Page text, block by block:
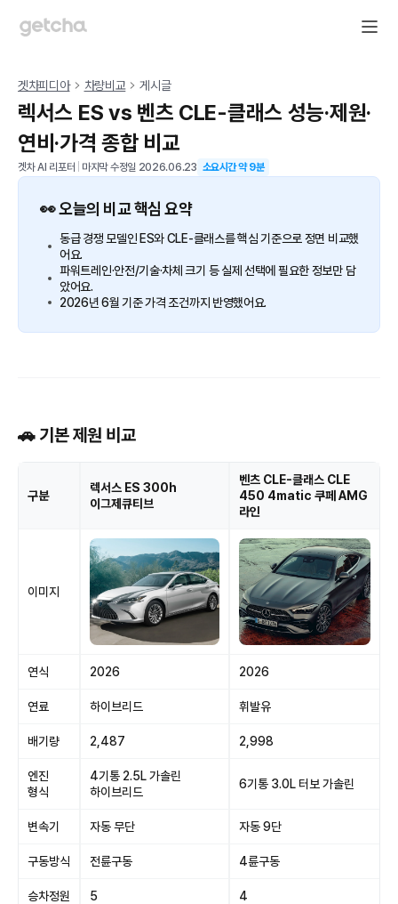
겟차피디아 차량비교 게시글
렉서스 ES vs 벤츠 CLE-클래스 성능·제원·
연비·가격 종합 비교
겟차 AI 리포터 마지막 수정일 2026.06.23 소요시간 약9분
👀 오늘의 비교 핵심 요약
동급 경쟁 모델인 ES와 CLE-클래스를 핵심 기준으로 정면 비교했
어요.
파워트레인·안전/기술·차체 크기 등 실제 선택에 필요한 정보만 담
았어요.
2026년 6월 기준 가격 조건까지 반영했어요.
🚗 기본 제원 비교
구분
렉서스 ES 300h
이그제큐티브
벤츠 CLE-클래스 CLE
450 4matic 쿠페 AMG
라인
이미지
연식 2026 2026
연료 하이브리드 휘발유
배기량 2,487 2,998
엔진
형식
4기통 2.5L 가솔린
하이브리드
6기통 3.0L 터보 가솔린
변속기 자동 무단 자동 9단
구동방식 전륜구동 4륜구동
승차정원 5 4